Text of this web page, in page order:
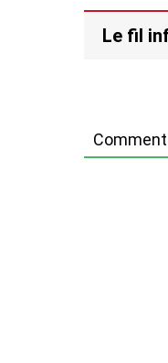
Le fil